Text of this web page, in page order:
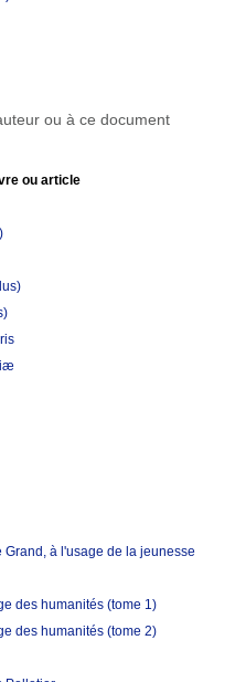
ou à ce document
ou article
à l'usage de la jeunesse
des humanités (tome 1)
des humanités (tome 2)